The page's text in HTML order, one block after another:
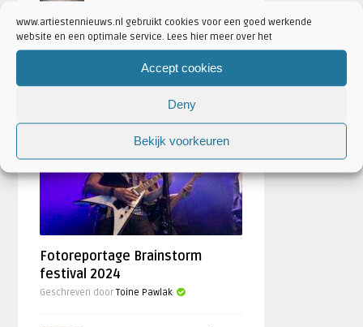
www.artiestennieuws.nl gebruikt cookies voor een goed werkende
website en een optimale service. Lees hier meer over het
Accept cookies
Deny
Bekijk voorkeuren
doorDjuna Vaesen
Fotoreportage Brainstorm
festival 2024
Geschreven doorToine Pawlak